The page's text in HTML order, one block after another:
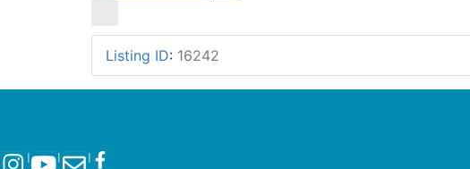
Listing ID: 16242
l l l